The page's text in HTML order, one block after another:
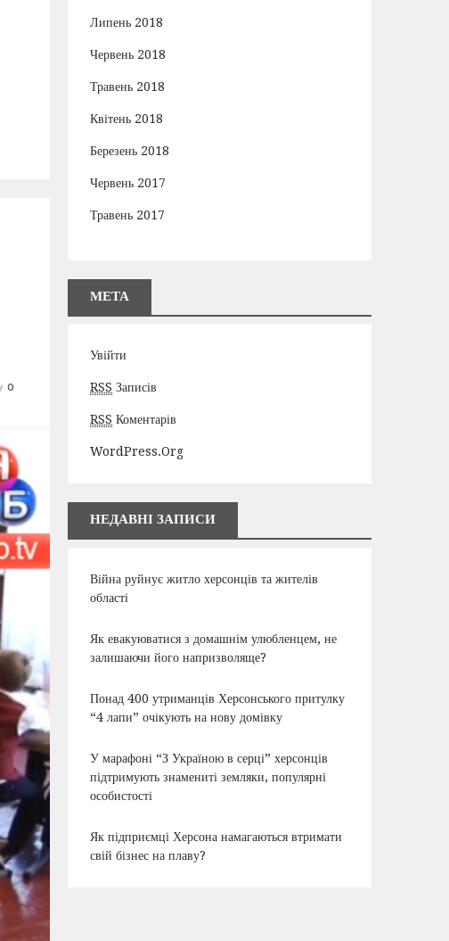
0
Липень 2018
Червень 2018
Травень 2018
Квітень 2018
Березень 2018
Червень 2017
Травень 2017
МЕТА
Увійти
RSS Записів
RSS Коментарів
WordPress.org
НЕДАВНІ ЗАПИСИ
Війна руйнує житло херсонців та жителів
області
Як евакуюватися з домашнім улюбленцем, не
залишаючи його напризволяще?
Понад 400 утриманців Херсонського притулку
“4 лапи” очікують на нову домівку
У марафоні “З Україною в серці” херсонців
підтримують знамениті земляки, популярні
особистості
Як підприємці Херсона намагаються втримати
свій бізнес на плаву?